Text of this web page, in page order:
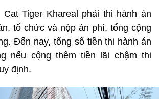
Cat Tiger Khareal phải thi hành án
tổ chức và nộp án phí, tổng cộng
Đến nay, tổng số tiền thi hành án
nếu cộng thêm tiền lãi chậm thi
định.